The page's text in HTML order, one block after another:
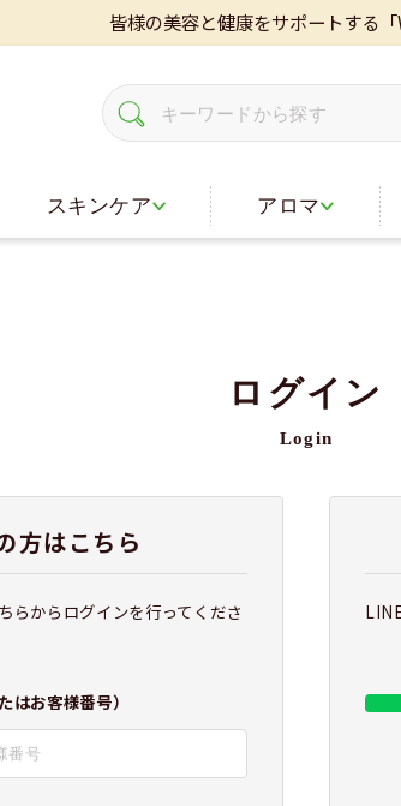
皆様の美容と健康をサポートする「
スキンケア アロマ
ログイン
Login
方はこちら
らからログインを行ってくださ
はお客様番号）